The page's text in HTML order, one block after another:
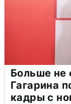
Больше не
Гагарина
кадры с